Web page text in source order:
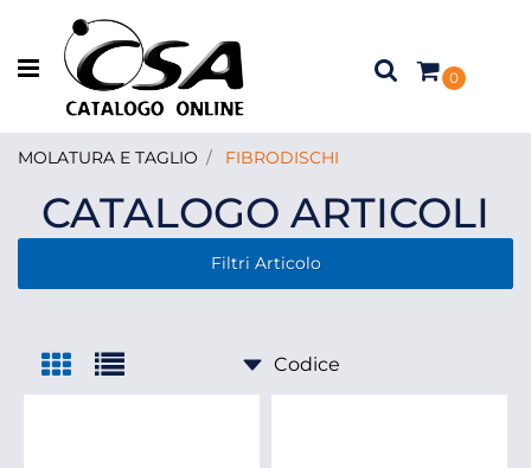
Open menu
0
MOLATURA E TAGLIO FIBRODISCHI
CATALOGO ARTICOLI
Filtri Articolo